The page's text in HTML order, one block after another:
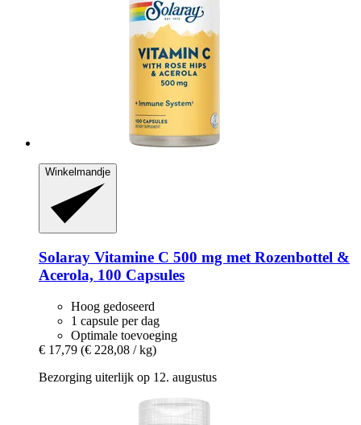
Winkelmandje
Solaray Vitamine C 500 mg met Rozenbottel &
Acerola, 100 Capsules
Hoog gedoseerd
1 capsule per dag
Optimale toevoeging
€ 17,79 (€ 228,08 / kg)
Bezorging uiterlijk op 12. augustus